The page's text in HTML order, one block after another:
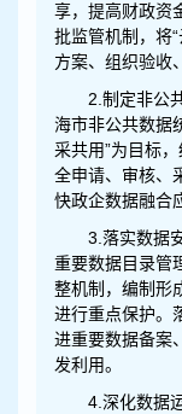
享，提高财政资
批监管机制，将
方案、组织验收
2.制定非公
海市非公共数据
采共用”为目标
全申请、审核、
快政企数据融合
3.落实数据
重要数据目录管
整机制，编制形
进行重点保护。
进重要数据备案
发利用。
4.深化数据